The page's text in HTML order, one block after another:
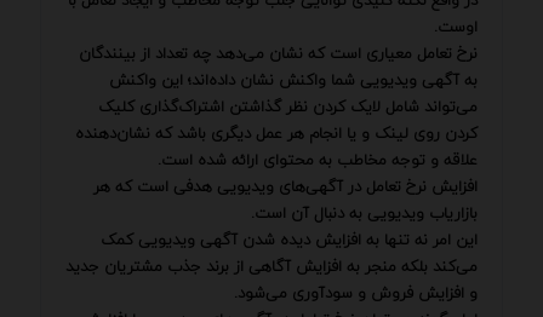
اوست.
نرخ تعامل معیاری است که نشان می‌دهد چه تعداد از بینندگان
به آگهی ویدیویی شما واکنش نشان داده‌اند؛ این واکنش
می‌تواند شامل لایک کردن نظر گذاشتن اشتراک‌گذاری کلیک
کردن روی لینک و یا انجام هر عمل دیگری باشد که نشان‌دهنده
علاقه و توجه مخاطب به محتوای ارائه شده است.
افزایش نرخ تعامل در آگهی‌های ویدیویی هدفی است که هر
بازاریاب ویدیویی به دنبال آن است.
این امر نه تنها به افزایش دیده شدن آگهی ویدیویی کمک
می‌کند بلکه منجر به افزایش آگاهی از برند جذب مشتریان جدید
و افزایش فروش و سودآوری می‌شود.